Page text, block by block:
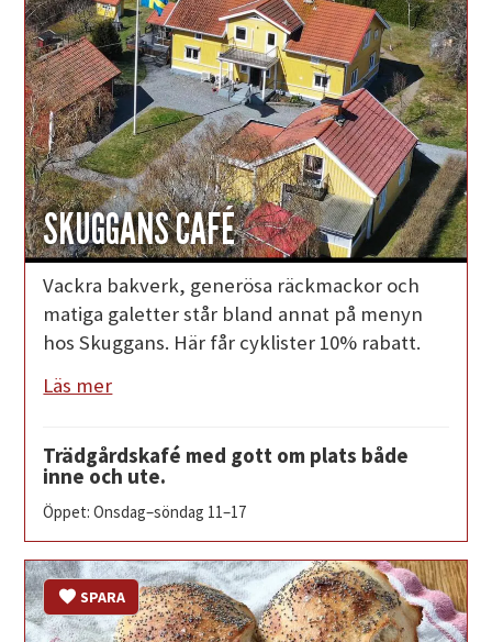
SKUGGANS CAFÉ
Vackra bakverk, generösa räckmackor och
matiga galetter står bland annat på menyn
hos Skuggans. Här får cyklister 10% rabatt.
Läs mer
Trädgårdskafé med gott om plats både
inne och ute.
Öppet: Onsdag–söndag 11–17
SPARA